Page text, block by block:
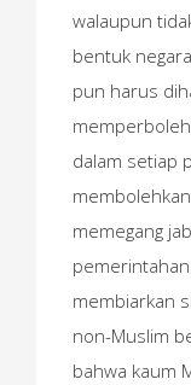
walaupun
bentuk
pun harus
dalam setiap
memegang
membiarkan
non-Muslim
bahwa kaum